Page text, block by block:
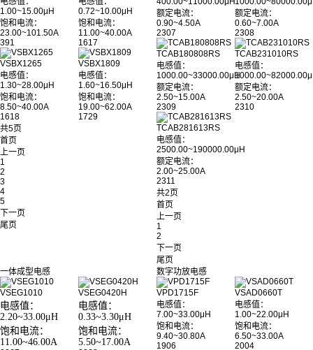
1.00~15.00μH
饱和电流：
23.00~101.50A
391
0.72~10.00μH
饱和电流：
11.00~40.00A
1617
VSBX1265
电感值：
1.30~28.00μH
饱和电流：
8.50~40.00A
1618
VSBX1809
电感值：
1.60~16.50μH
饱和电流：
19.00~62.00A
1729
共5页
首页
上一页
1
2
3
4
5
下一页
尾页
额定电流：
0.90~4.50A
2307
额定电流：
0.60~7.00A
2308
TCAB180808RS
电感值：
1000.00~33000.00μH
额定电流：
2.50~15.00A
2309
TCAB231010RS
电感值：
额定电流：
2.50~20.00A
2310
TCAB281613RS
电感值：
2500.00~190000.00μH
额定电流：
2.00~25.00A
2311
共2页
首页
上一页
1
2
下一页
尾页
一体成型电感
VSEG1010
电感值：
2.20~33.00μH
饱和电流：
11.00~46.00A
VSEG0420H
电感值：
0.33~3.30μH
饱和电流：
5.50~17.00A
数字功放电感
VPD1715F
电感值：
7.00~33.00μH
饱和电流：
9.40~30.80A
1906
VSAD0660T
电感值：
1.00~22.00μH
饱和电流：
6.50~33.00A
2004